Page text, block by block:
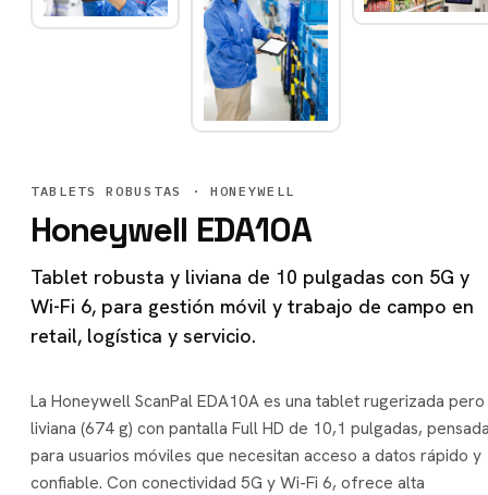
TABLETS ROBUSTAS · HONEYWELL
Honeywell EDA10A
Tablet robusta y liviana de 10 pulgadas con 5G y
Wi-Fi 6, para gestión móvil y trabajo de campo en
retail, logística y servicio.
La Honeywell ScanPal EDA10A es una tablet rugerizada pero
liviana (674 g) con pantalla Full HD de 10,1 pulgadas,
para usuarios móviles que necesitan acceso a datos rápido y
confiable. Con conectividad 5G y Wi-Fi 6, ofrece alta